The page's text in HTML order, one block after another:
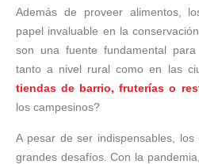
Además de proveer alimentos,
papel invaluable en la
son una fuente fundamental
tanto a nivel rural como en las
tiendas de barrio, fruterías o
los campesinos?
A pesar de ser indispensables,
grandes desafíos. Con la